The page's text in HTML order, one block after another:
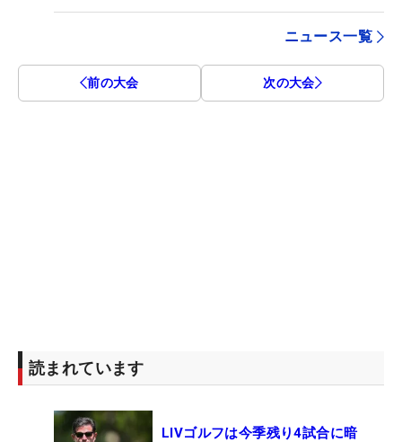
ニュース一覧
前の大会 次の大会
読まれています
LIVゴルフは今季残り4試合に暗